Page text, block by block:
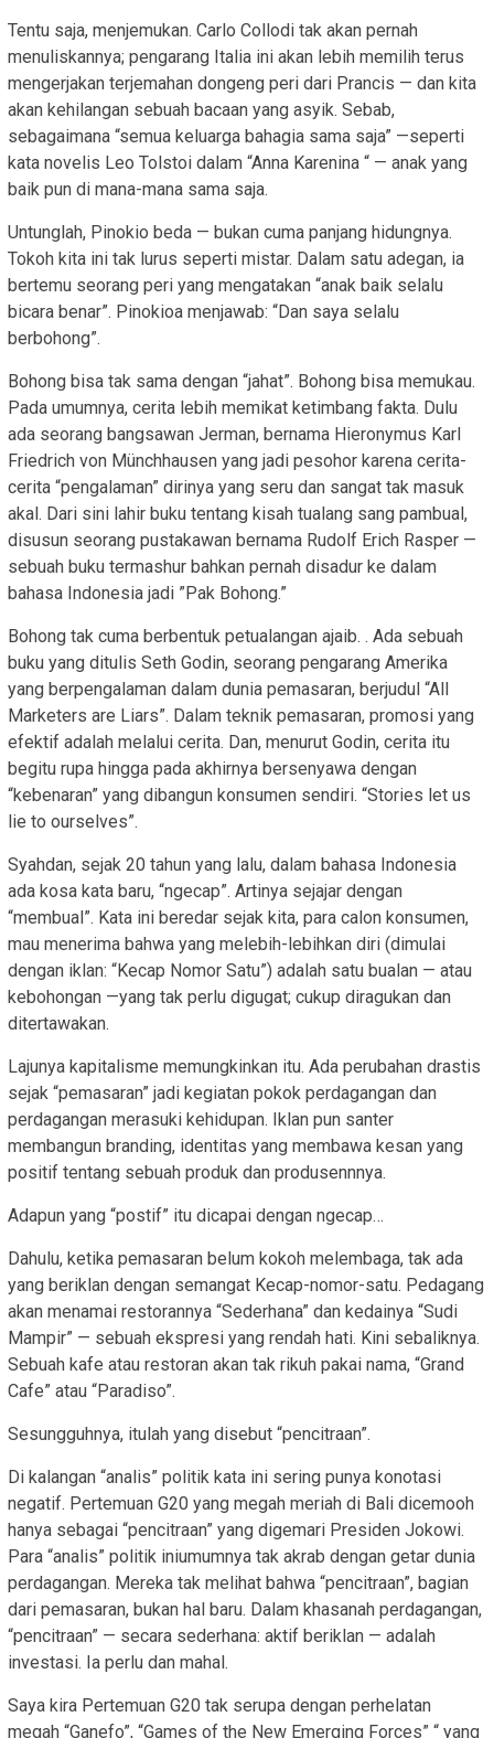
Tentu saja, menjemukan. Carlo Collodi tak akan pernah
menuliskannya; pengarang Italia ini akan lebih memilih terus
mengerjakan terjemahan dongeng peri dari Prancis — dan kita
akan kehilangan sebuah bacaan yang asyik. Sebab,
sebagaimana “semua keluarga bahagia sama saja” —seperti
kata novelis Leo Tolstoi dalam “Anna Karenina “ — anak yang
baik pun di mana-mana sama saja.
Untunglah, Pinokio beda — bukan cuma panjang hidungnya.
Tokoh kita ini tak lurus seperti mistar. Dalam satu adegan, ia
bertemu seorang peri yang mengatakan “anak baik selalu
bicara benar”. Pinokioa menjawab: “Dan saya selalu
berbohong”.
Bohong bisa tak sama dengan “jahat”. Bohong bisa memukau.
Pada umumnya, cerita lebih memikat ketimbang fakta. Dulu
ada seorang bangsawan Jerman, bernama Hieronymus Karl
Friedrich von Münchhausen yang jadi pesohor karena cerita-
cerita “pengalaman” dirinya yang seru dan sangat tak masuk
akal. Dari sini lahir buku tentang kisah tualang sang pambual,
disusun seorang pustakawan bernama Rudolf Erich Rasper —
sebuah buku termashur bahkan pernah disadur ke dalam
bahasa Indonesia jadi ”Pak Bohong.”
Bohong tak cuma berbentuk petualangan ajaib. . Ada sebuah
buku yang ditulis Seth Godin, seorang pengarang Amerika
yang berpengalaman dalam dunia pemasaran, berjudul “All
Marketers are Liars”. Dalam teknik pemasaran, promosi yang
efektif adalah melalui cerita. Dan, menurut Godin, cerita itu
begitu rupa hingga pada akhirnya bersenyawa dengan
“kebenaran” yang dibangun konsumen sendiri. “Stories let us
lie to ourselves”.
Syahdan, sejak 20 tahun yang lalu, dalam bahasa Indonesia
ada kosa kata baru, “ngecap”. Artinya sejajar dengan
“membual”. Kata ini beredar sejak kita, para calon konsumen,
mau menerima bahwa yang melebih-lebihkan diri (dimulai
dengan iklan: “Kecap Nomor Satu”) adalah satu bualan — atau
kebohongan —yang tak perlu digugat; cukup diragukan dan
ditertawakan.
Lajunya kapitalisme memungkinkan itu. Ada perubahan drastis
sejak “pemasaran” jadi kegiatan pokok perdagangan dan
perdagangan merasuki kehidupan. Iklan pun santer
membangun branding, identitas yang membawa kesan yang
positif tentang sebuah produk dan produsennnya.
Adapun yang “postif” itu dicapai dengan ngecap…
Dahulu, ketika pemasaran belum kokoh melembaga, tak ada
yang beriklan dengan semangat Kecap-nomor-satu. Pedagang
akan menamai restorannya “Sederhana” dan kedainya “Sudi
Mampir” — sebuah ekspresi yang rendah hati. Kini sebaliknya.
Sebuah kafe atau restoran akan tak rikuh pakai nama, “Grand
Cafe” atau “Paradiso”.
Sesungguhnya, itulah yang disebut “pencitraan”.
Di kalangan “analis” politik kata ini sering punya konotasi
negatif. Pertemuan G20 yang megah meriah di Bali dicemooh
hanya sebagai “pencitraan” yang digemari Presiden Jokowi.
Para “analis” politik iniumumnya tak akrab dengan getar dunia
perdagangan. Mereka tak melihat bahwa “pencitraan”, bagian
dari pemasaran, bukan hal baru. Dalam khasanah perdagangan,
“pencitraan” — secara sederhana: aktif beriklan — adalah
investasi. Ia perlu dan mahal.
Saya kira Pertemuan G20 tak serupa dengan perhelatan
megah “Ganefo”, “Games of the New Emerging Forces” “ yang